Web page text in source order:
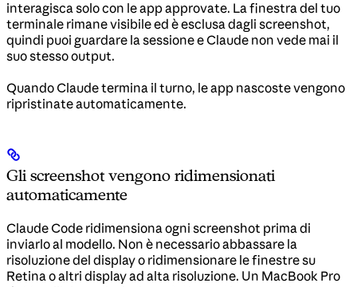
interagisca solo con le app approvate. La finestra del tuo
terminale rimane visibile ed è esclusa dagli screenshot,
quindi puoi guardare la sessione e Claude non vede mai il
suo stesso output.
Quando Claude termina il turno, le app nascoste vengono
ripristinate automaticamente.
Gli screenshot vengono ridimensionati
automaticamente
Claude Code ridimensiona ogni screenshot prima di
inviarlo al modello. Non è necessario abbassare la
risoluzione del display o ridimensionare le finestre su
Retina o altri display ad alta risoluzione. Un MacBook Pro